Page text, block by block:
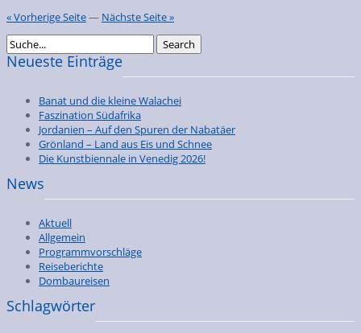
« Vorherige Seite— Nächste Seite »
Neueste Einträge
Banat und die kleine Walachei
Faszination Südafrika
Jordanien – Auf den Spuren der Nabatäer
Grönland – Land aus Eis und Schnee
Die Kunstbiennale in Venedig 2026!
News
Aktuell
Allgemein
Programmvorschläge
Reiseberichte
Dombaureisen
Schlagwörter